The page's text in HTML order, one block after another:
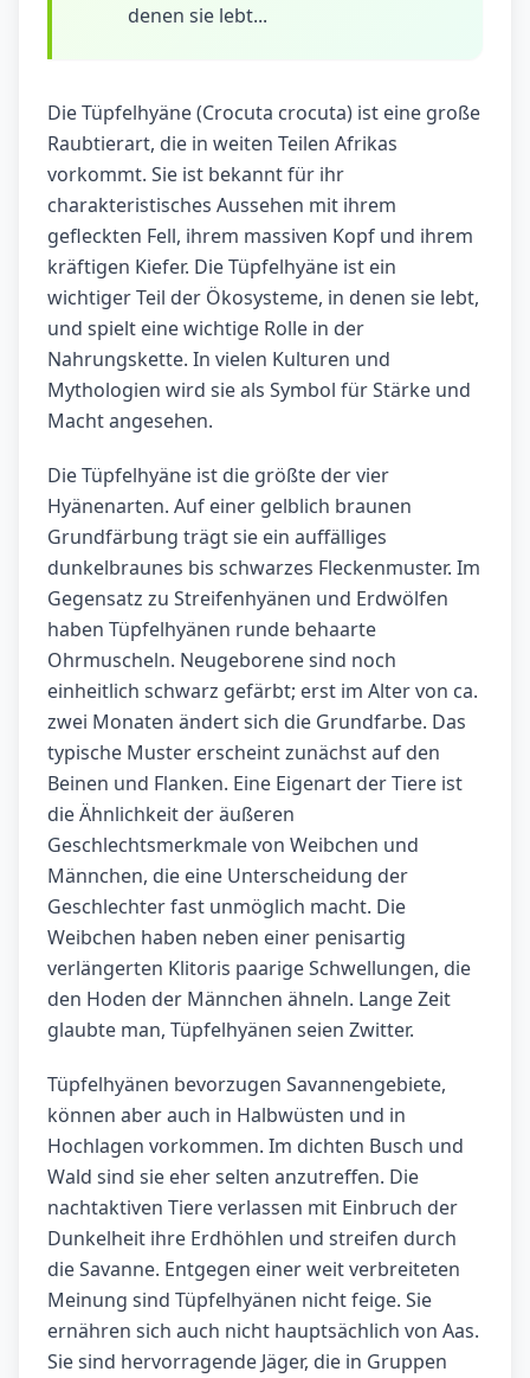
denen sie lebt...
Die Tüpfelhyäne (Crocuta crocuta) ist eine große
Raubtierart, die in weiten Teilen Afrikas
vorkommt. Sie ist bekannt für ihr
charakteristisches Aussehen mit ihrem
gefleckten Fell, ihrem massiven Kopf und ihrem
kräftigen Kiefer. Die Tüpfelhyäne ist ein
wichtiger Teil der Ökosysteme, in denen sie lebt,
und spielt eine wichtige Rolle in der
Nahrungskette. In vielen Kulturen und
Mythologien wird sie als Symbol für Stärke und
Macht angesehen.
Die Tüpfelhyäne ist die größte der vier
Hyänenarten. Auf einer gelblich braunen
Grundfärbung trägt sie ein auffälliges
dunkelbraunes bis schwarzes Fleckenmuster. Im
Gegensatz zu Streifenhyänen und Erdwölfen
haben Tüpfelhyänen runde behaarte
Ohrmuscheln. Neugeborene sind noch
einheitlich schwarz gefärbt; erst im Alter von ca.
zwei Monaten ändert sich die Grundfarbe. Das
typische Muster erscheint zunächst auf den
Beinen und Flanken. Eine Eigenart der Tiere ist
die Ähnlichkeit der äußeren
Geschlechtsmerkmale von Weibchen und
Männchen, die eine Unterscheidung der
Geschlechter fast unmöglich macht. Die
Weibchen haben neben einer penisartig
verlängerten Klitoris paarige Schwellungen, die
den Hoden der Männchen ähneln. Lange Zeit
glaubte man, Tüpfelhyänen seien Zwitter.
Tüpfelhyänen bevorzugen Savannengebiete,
können aber auch in Halbwüsten und in
Hochlagen vorkommen. Im dichten Busch und
Wald sind sie eher selten anzutreffen. Die
nachtaktiven Tiere verlassen mit Einbruch der
Dunkelheit ihre Erdhöhlen und streifen durch
die Savanne. Entgegen einer weit verbreiteten
Meinung sind Tüpfelhyänen nicht feige. Sie
ernähren sich auch nicht hauptsächlich von Aas.
Sie sind hervorragende Jäger, die in Gruppen